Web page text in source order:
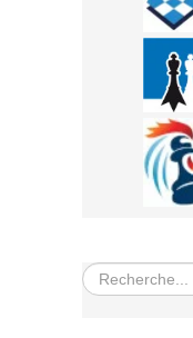
Rechercher